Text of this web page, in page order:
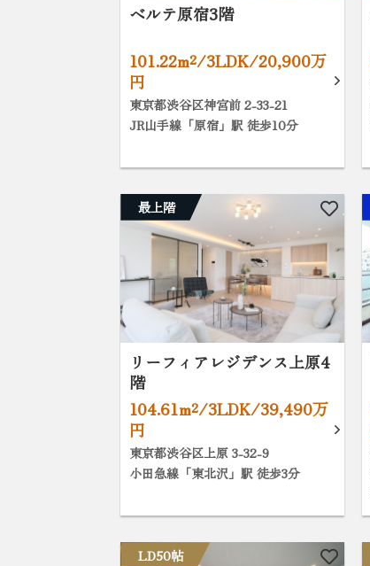
ベルテ原宿3階
101.22m²/3LDK/20,900万
円
東京都渋谷区神宮前 2-33-21
JR山手線「原宿」駅 徒歩10分
最上階
リーフィアレジデンス上原4
階
104.61m²/3LDK/39,490万
円
東京都渋谷区上原 3-32-9
小田急線「東北沢」駅 徒歩3分
LD50帖